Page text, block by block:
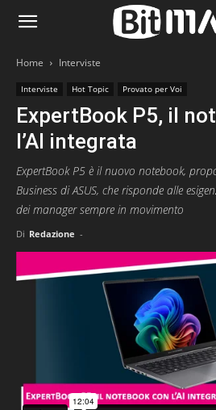
Home Interviste
Interviste Hot Topic Provato per Voi
ExpertBook P5, il
l’AI integrata
ExpertBook P5 è il nuovo notebook,
Business di ASUS, che risponde alle
dei manager sempre in movimento
Di Redazione -